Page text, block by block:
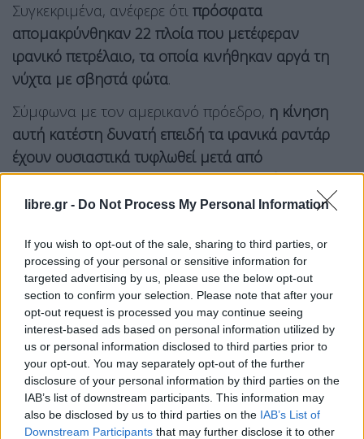
libre.gr - Do Not Process My Personal Information
If you wish to opt-out of the sale, sharing to third parties, or
processing of your personal or sensitive information for
targeted advertising by us, please use the below opt-out
section to confirm your selection. Please note that after your
opt-out request is processed you may continue seeing
interest-based ads based on personal information utilized by
us or personal information disclosed to third parties prior to
your opt-out. You may separately opt-out of the further
disclosure of your personal information by third parties on the
IAB’s list of downstream participants. This information may
also be disclosed by us to third parties on the IAB’s List of
Downstream Participants that may further disclose it to other
Συγκεκριμένα, ανέφερε ότι πρόσφατα
απομακρύνθηκαν 22 πλοία που μετέφεραν
ιρανικό πετρέλαιο, τα οποία κινήθηκαν αργά τη
νύχτα με σβηστά φώτα.
Σύμφωνα με τον αμερικανό πρόεδρο, η κίνηση
αυτή κατέστη δυνατή επειδή τα ιρανικά ραντάρ
έχουν ουσιαστικά τυφλωθεί μετά από
προηγούμενα σφοδρά αμερικανικά πλήγματα.
αυτή η νυχτερινή επιχείρηση, το πετρέλαιο θα είχε
εκτοξευθεί στα 250 δολάρια, ενώ τώρα η τιμή
συγκρατείται στα85 με 90 δολάρια το βαρέλι.